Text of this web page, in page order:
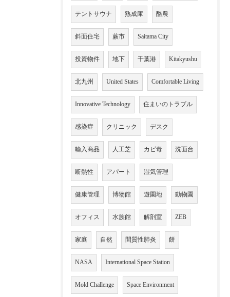
テントサウナ 熟成庫 酪農
斜面住宅 蕨市 Saitama City
投資物件 地下 千葉港 Kitakyushu
北九州 United States Comfortable Living
Innovative Technology 住まいのトラブル
感染症 クリニック デスク
輸入商品 人工芝 カビ毒 洗面台
断熱性 アパート 湿気管理
健康管理 博物館 遊園地 動物園
オフィス 水族館 解剖室 ZEB
家庭 自然 間質性肺炎 餅
NASA International Space Station
Mold Challenge Space Environment